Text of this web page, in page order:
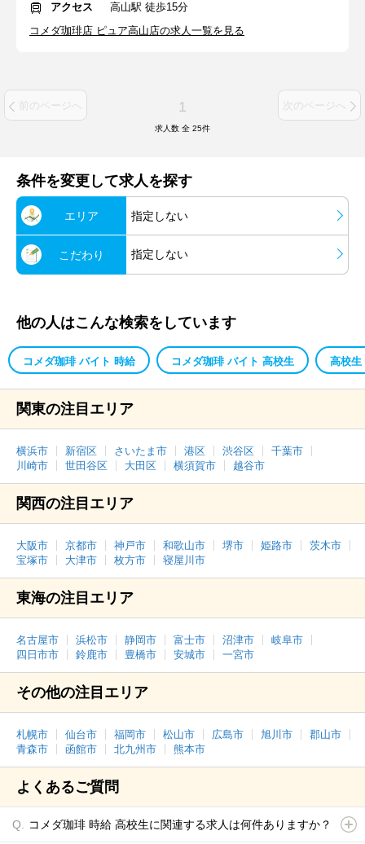
アクセス
高山駅 徒歩15分
コメダ珈琲店 ピュア高山店の求人一覧を見る
前のページへ 1 次のページへ
求人数 全 25件
条件を変更して求人を探す
エリア 指定しない
こだわり 指定しない
他の人はこんな検索をしています
コメダ珈琲 バイト 時給 コメダ珈琲 バイト 高校生 高校生
関東の注目エリア
横浜市 新宿区 さいたま市 港区 渋谷区
千葉市
川崎市
世田谷区 大田区 横須賀市 越谷市
関西の注目エリア
大阪市 京都市 神戸市 和歌山市 堺市 姫路市
茨木市
宝塚市
大津市 枚方市 寝屋川市
東海の注目エリア
名古屋市 浜松市 静岡市 富士市 沼津市
岐阜市
四日市市
鈴鹿市 豊橋市 安城市 一宮市
その他の注目エリア
札幌市 仙台市 福岡市 松山市 広島市 旭川市
郡山市
青森市
函館市 北九州市 熊本市
よくあるご質問
コメダ珈琲 時給 高校生に関連する求人は何件ありますか？